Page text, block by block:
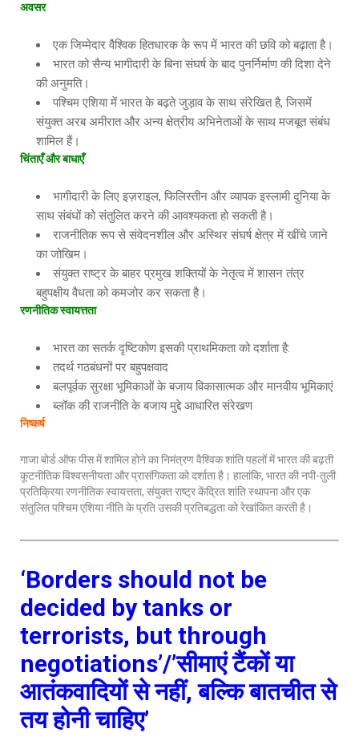
अवसर
एक जिम्मेदार वैश्विक हितधारक के रूप में भारत की छवि को बढ़ाता है।
भारत को सैन्य भागीदारी के बिना संघर्ष के बाद पुनर्निर्माण की दिशा देने
की अनुमति।
पश्चिम एशिया में भारत के बढ़ते जुड़ाव के साथ संरेखित है, जिसमें
संयुक्त अरब अमीरात और अन्य क्षेत्रीय अभिनेताओं के साथ मजबूत संबंध
शामिल हैं।
चिंताएँऔरबाधाएँ
भागीदारी के लिए इज़राइल, फिलिस्तीन और व्यापक इस्लामी दुनिया के
साथ संबंधों को संतुलित करने की आवश्यकता हो सकती है।
राजनीतिक रूप से संवेदनशील और अस्थिर संघर्ष क्षेत्र में खींचे जाने
का जोखिम।
संयुक्त राष्ट्र के बाहर प्रमुख शक्तियों के नेतृत्व में शासन तंत्र
बहुपक्षीय वैधता को कमजोर कर सकता है।
रणनीतिकस्वायत्तता
भारत का सतर्क दृष्टिकोण इसकी प्राथमिकता को दर्शाता है:
तदर्थ गठबंधनों पर बहुपक्षवाद
बलपूर्वक सुरक्षा भूमिकाओं के बजाय विकासात्मक और मानवीय भूमिकाएं
ब्लॉक की राजनीति के बजाय मुद्दे आधारित संरेखण
निष्कर्ष
गाजा बोर्ड ऑफ पीस में शामिल होने का निमंत्रण वैश्विक शांति पहलों में भारत की बढ़ती
कूटनीतिक विश्वसनीयता और प्रासंगिकता को दर्शाता है। हालांकि, भारत की नपी-तुली
प्रतिक्रिया रणनीतिक स्वायत्तता, संयुक्त राष्ट्र केंद्रित शांति स्थापना और एक
संतुलित पश्चिम एशिया नीति के प्रति उसकी प्रतिबद्धता को रेखांकित करती है।
​‘Borders should not be
decided by tanks or
terrorists, but through
negotiations’/’सीमाएं टैंकों या
आतंकवादियों से नहीं, बल्कि बातचीत से
तय होनी चाहिए’